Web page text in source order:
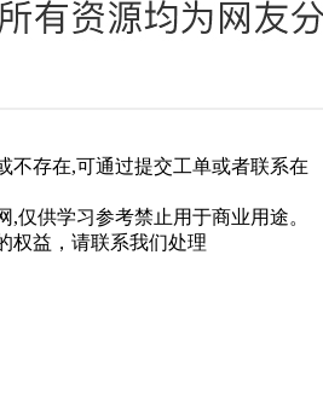
不存在,可通过提交工单或者联系在
,仅供学习参考禁止用于商业用途。
权益，请联系我们处理